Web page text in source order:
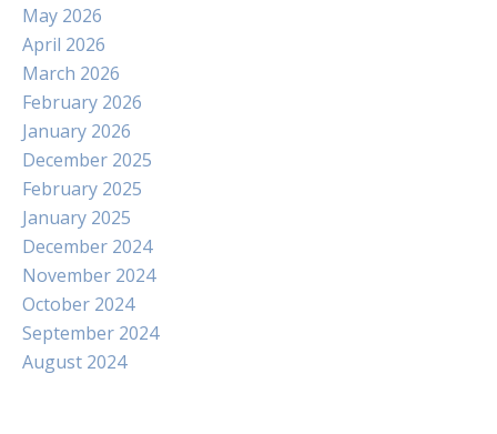
May 2026
April 2026
March 2026
February 2026
January 2026
December 2025
February 2025
January 2025
December 2024
November 2024
October 2024
September 2024
August 2024